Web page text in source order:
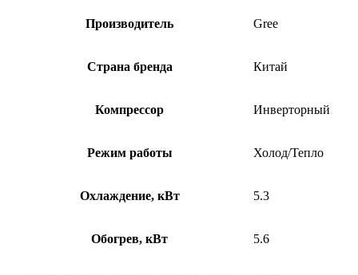
Производитель Gree
Страна бренда Китай
Компрессор Инверторный
Режим работы Холод/Тепло
Охлаждение, кВт 5.3
Обогрев, кВт 5.6